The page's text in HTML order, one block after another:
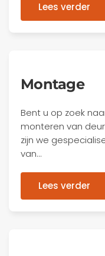
Lees verder
Montage
Bent u op zoek
monteren van
zijn we
van…
Lees verder